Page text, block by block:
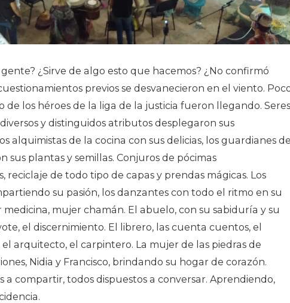
¿Sirve de algo esto que hacemos? ¿No confirmó
previos se desvanecieron en el viento.
de los héroes de la liga de la justicia fueron llegando. Seres
y distinguidos atributos desplegaron sus
alquimistas de la cocina con sus delicias, los guardianes de
sus plantas y semillas. Conjuros de pócimas
reciclaje de todo tipo de capas y prendas mágicas. Los
su pasión, los danzantes con todo el ritmo en su
medicina, mujer chamán. El abuelo, con su sabiduría y su
el discernimiento. El librero, las cuenta cuentos, el
el arquitecto, el carpintero. La mujer de las piedras de
Nidia y Francisco, brindando su hogar de corazón.
a compartir, todos dispuestos a conversar. Aprendiendo,